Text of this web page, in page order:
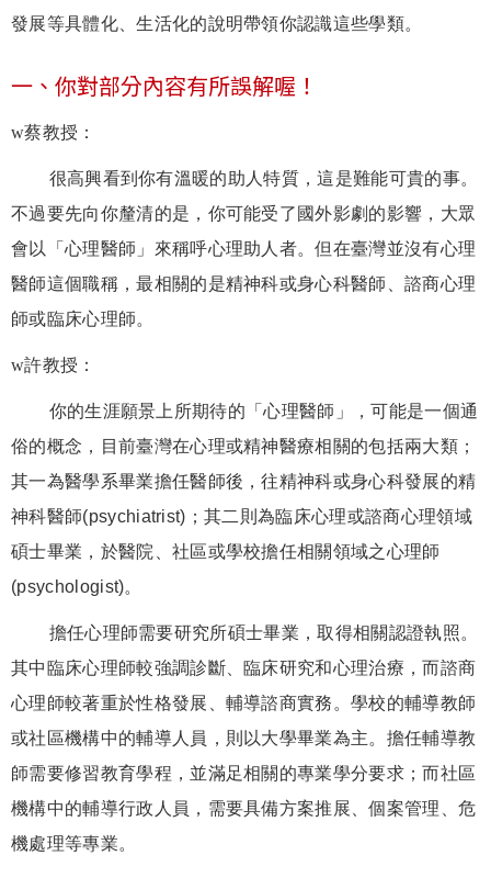
發展等具體化、生活化的說明帶領你認識這些學類。
一、你對部分內容有所誤解喔！
w蔡教授：
很高興看到你有溫暖的助人特質，這是難能可貴的事。
不過要先向你釐清的是，你可能受了國外影劇的影響，大眾
會以「心理醫師」來稱呼心理助人者。但在臺灣並沒有心理
醫師這個職稱，最相關的是精神科或身心科醫師、諮商心理
師或臨床心理師。
w許教授：
你的生涯願景上所期待的「心理醫師」，可能是一個通
俗的概念，目前臺灣在心理或精神醫療相關的包括兩大類；
其一為醫學系畢業擔任醫師後，往精神科或身心科發展的精
神科醫師(psychiatrist)；其二則為臨床心理或諮商心理領域
碩士畢業，於醫院、社區或學校擔任相關領域之心理師
(psychologist)。
擔任心理師需要研究所碩士畢業，取得相關認證執照。
其中臨床心理師較強調診斷、臨床研究和心理治療，而諮商
心理師較著重於性格發展、輔導諮商實務。學校的輔導教師
或社區機構中的輔導人員，則以大學畢業為主。擔任輔導教
師需要修習教育學程，並滿足相關的專業學分要求；而社區
機構中的輔導行政人員，需要具備方案推展、個案管理、危
機處理等專業。